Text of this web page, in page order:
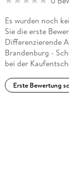
Es wurden noch
Sie die erste
Differenzierende
Brandenburg -
bei der
Erste Bewertung